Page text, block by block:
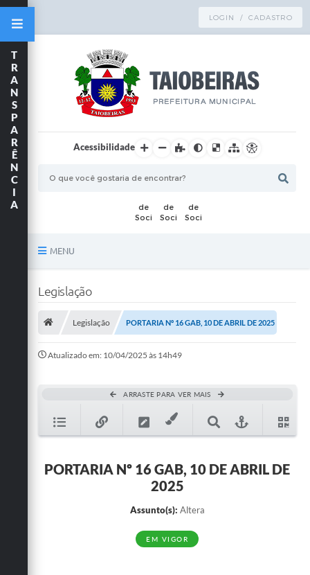
LOGIN / CADASTRO
Acessibilidade
MENU
Mapa do Site
SIC
T
R
A
N
S
P
A
R
Ê
N
C
I
A
Legislação
Legislação PORTARIA Nº 16 GAB, 10 DE ABRIL DE 2025
Atualizado em: 10/04/2025 às 14h49
ARRASTE PARA VER MAIS
PORTARIA Nº 16 GAB, 10 DE ABRIL DE
2025
Assunto(s): Altera
EM VIGOR